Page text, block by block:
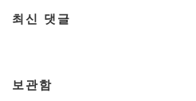
최신 댓글
보관함